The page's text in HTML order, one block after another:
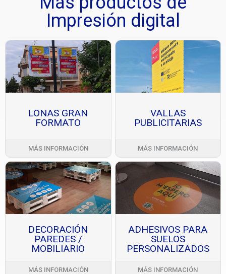
Impresión digital
LONAS GRAN
FORMATO
MÁS INFORMACIÓN
VALLAS
PUBLICITARIAS
MÁS INFORMACIÓN
DECORACIÓN
PAREDES /
MOBILIARIO
MÁS INFORMACIÓN
ADHESIVOS PARA
SUELOS
PERSONALIZADOS
MÁS INFORMACIÓN